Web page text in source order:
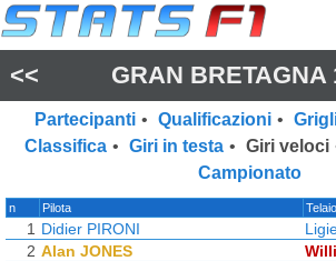
<< GRAN BRETAGNA
Partecipanti • Qualificazioni •
Classifica • Giri in testa • Giri veloci
Campionato
n Pilota Telaio
1 Didier PIRONI
2 Alan JONES